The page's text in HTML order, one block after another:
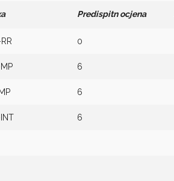
Predispitn ocjena
0
6
6
6